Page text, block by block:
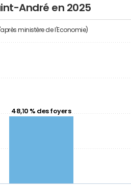
André en 2025
ministère de l'Economie)
48,10 % des foyers